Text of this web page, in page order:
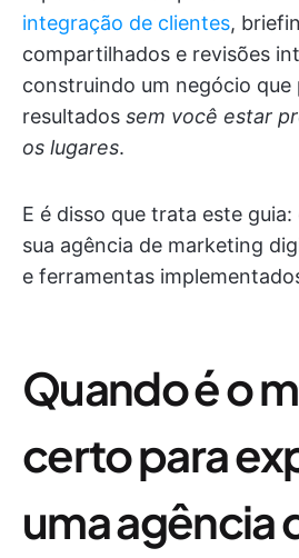
integração de clientes,
compartilhados e revisões
construindo um negócio
resultados sem você estar
os lugares.
E é disso que trata este
sua agência de marketing
e ferramentas
Quando é o
certo para
uma agência